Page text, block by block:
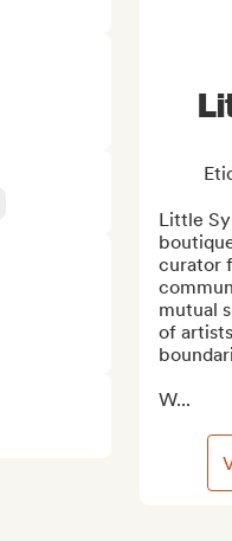
Little
curator
mutual
of
W...